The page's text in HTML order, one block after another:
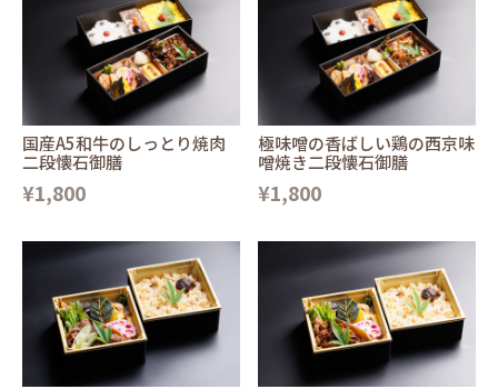
国産A5和牛のしっとり焼肉
二段懐石御膳
¥1,800
極味噌の香ばしい鶏の西京味
噌焼き二段懐石御膳
¥1,800